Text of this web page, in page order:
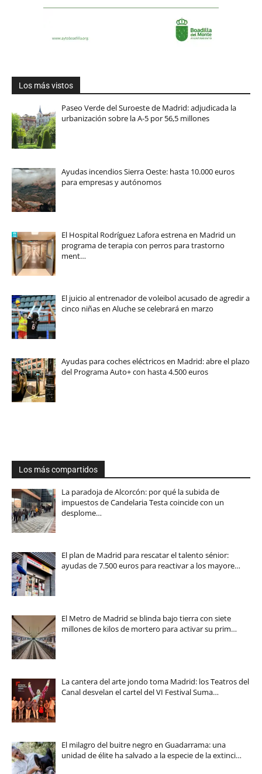
Los más vistos
Paseo Verde del Suroeste de Madrid: adjudicada la
urbanización sobre la A-5 por 56,5 millones
Ayudas incendios Sierra Oeste: hasta 10.000 euros
para empresas y autónomos
El Hospital Rodríguez Lafora estrena en Madrid un
programa de terapia con perros para trastorno
ment…
El juicio al entrenador de voleibol acusado de agredir a
cinco niñas en Aluche se celebrará en marzo
Ayudas para coches eléctricos en Madrid: abre el plazo
del Programa Auto+ con hasta 4.500 euros
Los más compartidos
La paradoja de Alcorcón: por qué la subida de
impuestos de Candelaria Testa coincide con un
desplome…
El plan de Madrid para rescatar el talento sénior:
ayudas de 7.500 euros para reactivar a los mayore…
El Metro de Madrid se blinda bajo tierra con siete
millones de kilos de mortero para activar su prim…
La cantera del arte jondo toma Madrid: los Teatros del
Canal desvelan el cartel del VI Festival Suma…
El milagro del buitre negro en Guadarrama: una
unidad de élite ha salvado a la especie de la extinci…